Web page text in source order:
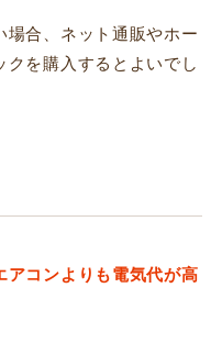
場合、ネット通販やホー
クを購入するとよいでし
アコンよりも電気代が高